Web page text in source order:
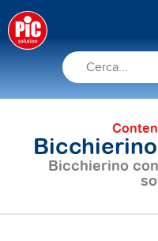
Bicchierino